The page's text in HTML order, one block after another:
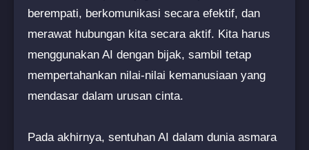
berempati, berkomunikasi secara efektif, dan
merawat hubungan kita secara aktif. Kita harus
menggunakan AI dengan bijak, sambil tetap
mempertahankan nilai-nilai kemanusiaan yang
mendasar dalam urusan cinta.
Pada akhirnya, sentuhan AI dalam dunia asmara